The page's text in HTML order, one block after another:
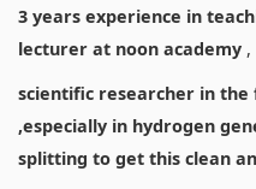
3 years experience in
lecturer at noon academy ,
scientific researcher in
,especially in hydrogen
splitting to get this clean